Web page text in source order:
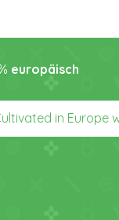
europäisch
in Europe